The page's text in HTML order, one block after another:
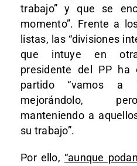
trabajo” y que se
momento”. Frente a
listas, las “divisiones
que intuye en
presidente del PP ha
partido “vamos a
mejorándolo,
manteniendo a
su trabajo”.
Por ello, “aunque